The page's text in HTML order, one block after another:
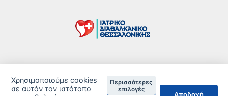
Δείτε τις Πιστοποιήσεις ανά Κλινική
Χρησιμοποιούμε cookies
σε αυτόν τον ιστότοπο
Περισσότερες
επιλογές